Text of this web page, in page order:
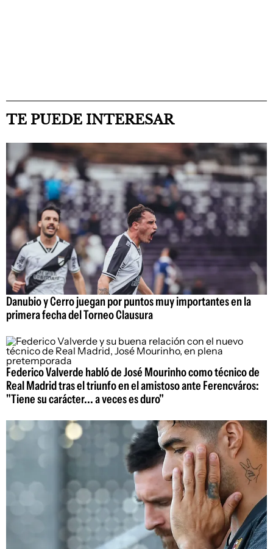
TE PUEDE INTERESAR
Danubio y Cerro juegan por puntos muy importantes en la
primera fecha del Torneo Clausura
Federico Valverde habló de José Mourinho como técnico de
Real Madrid tras el triunfo en el amistoso ante Ferencváros:
"Tiene su carácter... a veces es duro"